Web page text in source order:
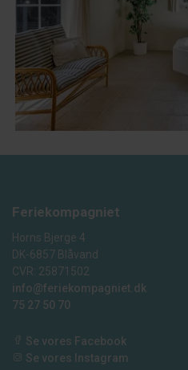
Feriekompagniet
Horns Bjerge 4
DK-6857 Blåvand
CVR: 25871502
info@feriekompagniet.dk
75 27 50 70
Se vores Facebook
Se vores Instagram